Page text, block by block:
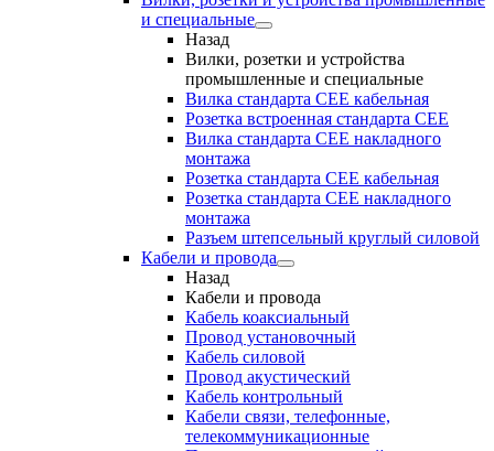
и специальные
Назад
Вилки, розетки и устройства
промышленные и специальные
Вилка стандарта CEE кабельная
Розетка встроенная стандарта CEE
Вилка стандарта CEE накладного
монтажа
Розетка стандарта СЕЕ кабельная
Розетка стандарта СЕЕ накладного
монтажа
Разъем штепсельный круглый силовой
Кабели и провода
Назад
Кабели и провода
Кабель коаксиальный
Провод установочный
Кабель силовой
Провод акустический
Кабель контрольный
Кабели связи, телефонные,
телекоммуникационные